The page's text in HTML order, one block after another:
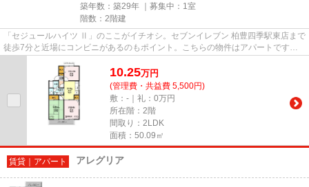
築年数：築29年 ｜募集中： 1室
階数：2階建
「セジュールハイツ Ⅱ」のここがイチオシ。セブンイレブン 柏豊四季駅東店まで
徒歩7分と近場にコンビニがあるのもポイント。こちらの物件はアパートです。
10.25万円
(管理費・共益費 5,500円)
敷：-｜礼：0万円
所在階：2階
間取り：2LDK
面積：50.09㎡
賃貸｜アパート アレグリア